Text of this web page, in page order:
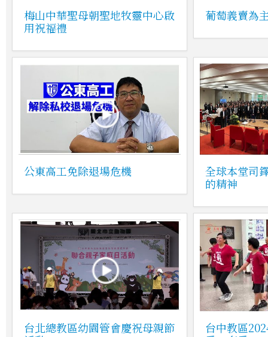
梅山中華聖母朝聖地牧靈中心啟
用祝福禮
葡萄義賣為
公東高工免除退場危機
全球本堂司
的精神
台北總教區幼園管會慶祝母親節
台中教區